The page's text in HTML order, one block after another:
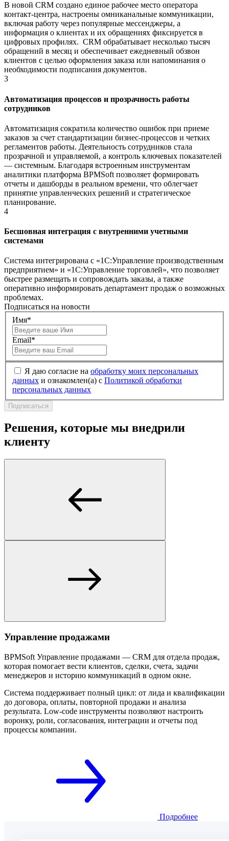
В новой CRM создано единое рабочее место оператора
контакт-центра, настроены омниканальные коммуникации,
включая работу через популярные мессенджеры, а
информация о клиентах и их обращениях фиксируется в
цифровых профилях. CRM обрабатывает несколько тысяч
обращений в месяц и обеспечивает ежедневный обзвон
клиентов с целью оформления заказа или напоминания о
необходимости подписания документов.
3
Автоматизация процессов и прозрачность работы
сотрудников
Автоматизация сократила количество ошибок при приеме
заказов за счет стандартизации бизнес-процессов и четких
регламентов работы. Деятельность сотрудников стала
прозрачной и управляемой, а контроль ключевых показателей
— системным. Благодаря встроенным инструментам
аналитики платформа BPMSoft позволяет формировать
отчеты и дашборды в реальном времени, что облегчает
принятие управленческих решений и стратегическое
планирование.
4
Бесшовная интеграция с внутренними учетными
системами
Система интегрирована с «1С:Управление производственным
предприятием» и «1С:Управление торговлей», что позволяет
быстрее размещать и сопровождать заказы, а также
оперативно информировать департамент продаж о возможных
проблемах.
Подписаться на новости
Имя*
Email*
Я даю согласие на обработку моих персональных
данных и ознакомлен(а) с Политикой обработки
персональных данных
Подписаться
Решения, которые мы внедрили
клиенту
Управление продажами
BPMSoft Управление продажами — CRM для отдела продаж,
которая помогает вести клиентов, сделки, счета, задачи
менеджеров и историю коммуникаций в одном окне.
Система поддерживает полный цикл: от лида и квалификации
до договора, оплаты, повторной продажи и анализа
результата. Low-code инструменты позволяют настроить
воронку, роли, согласования, интеграции и отчеты под
процессы компании.
Подробнее